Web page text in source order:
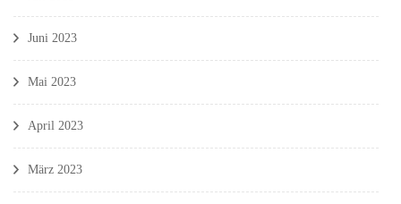
Juni 2023
Mai 2023
April 2023
März 2023